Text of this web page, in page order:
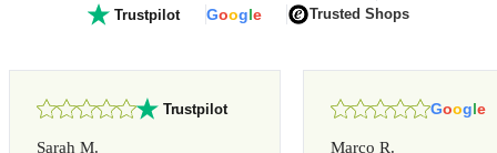
Trustpilot Google Trusted Shops
Trustpilot
Sarah M.
Google
Marco R.